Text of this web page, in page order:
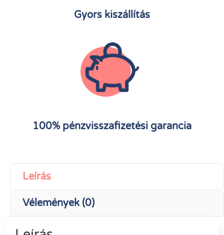
Gyors kiszállítás
100% pénzvisszafizetési garancia
Leírás
Vélemények (0)